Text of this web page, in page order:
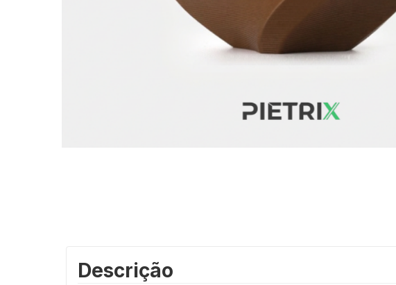
Descrição